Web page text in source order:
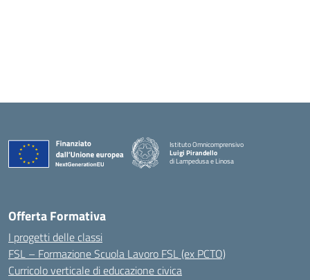
Istituto Omnicomprensivo
Luigi Pirandello
di Lampedusa e Linosa
Offerta Formativa
I progetti delle classi
FSL – Formazione Scuola Lavoro FSL (ex PCTO)
Curricolo verticale di educazione civica